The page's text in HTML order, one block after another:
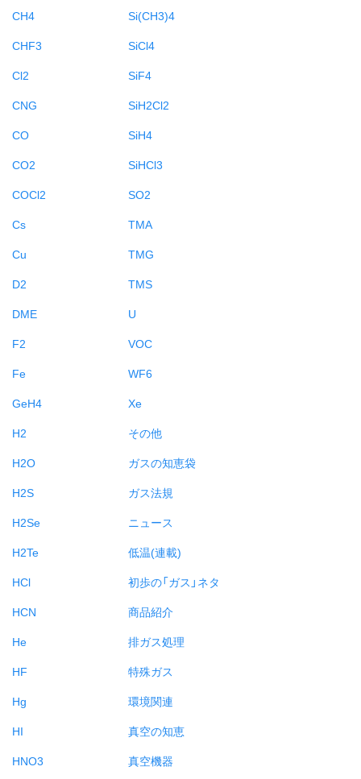
CH4
CHF3
Cl2
CNG
CO
CO2
COCl2
Cs
Cu
D2
DME
F2
Fe
GeH4
H2
H2O
H2S
H2Se
H2Te
HCl
HCN
He
HF
Hg
HI
HNO3
Si(CH3)4
SiCl4
SiF4
SiH2Cl2
SiH4
SiHCl3
SO2
TMA
TMG
TMS
U
VOC
WF6
Xe
その他
ガスの知恵袋
ガス法規
ニュース
低温(連載)
初歩の「ガス」ネタ
商品紹介
排ガス処理
特殊ガス
環境関連
真空の知恵
真空機器